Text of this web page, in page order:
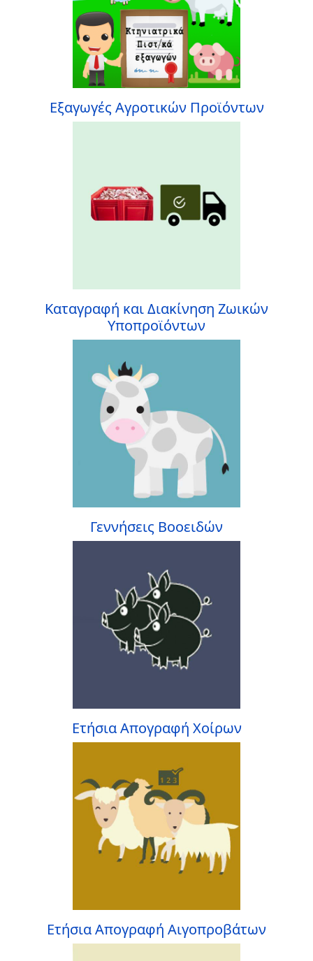
Εξαγωγές Αγροτικών Προϊόντων
Καταγραφή και Διακίνηση Ζωικών
Υποπροϊόντων
Γεννήσεις Βοοειδών
Ετήσια Απογραφή Χοίρων
Ετήσια Απογραφή Αιγοπροβάτων